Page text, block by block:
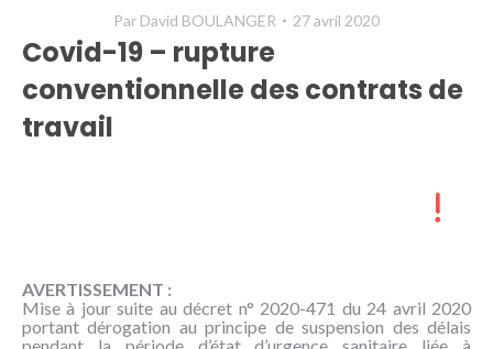
INFORMEZ-
VOUS
LISEZ-NOUS
Par David BOULANGER 27 avril 2020
Covid-19 – rupture
conventionnelle des contrats de
travail
AVERTISSEMENT :
Mise à jour suite au décret n° 2020-471 du 24 avril 2020
portant dérogation au principe de suspension des délais